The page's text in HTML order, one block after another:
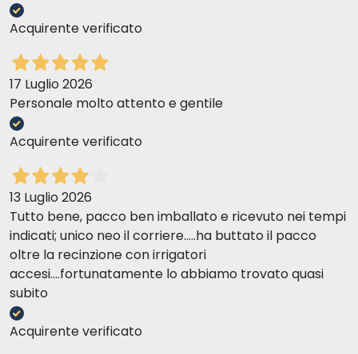
Acquirente verificato
17 Luglio 2026
Personale molto attento e gentile
Acquirente verificato
13 Luglio 2026
Tutto bene, pacco ben imballato e ricevuto nei tempi
indicati; unico neo il corriere.....ha buttato il pacco
oltre la recinzione con irrigatori
accesi....fortunatamente lo abbiamo trovato quasi
subito
Acquirente verificato